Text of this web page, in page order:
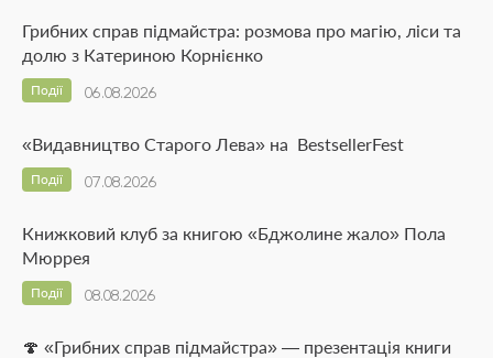
Грибних справ підмайстра: розмова про магію, ліси та
долю з Катериною Корнієнко
06.08.2026
Події
«Видавництво Старого Лева» на BestsellerFest
07.08.2026
Події
Книжковий клуб за книгою «Бджолине жало» Пола
Мюррея
08.08.2026
Події
🍄 «Грибних справ підмайстра» — презентація книги